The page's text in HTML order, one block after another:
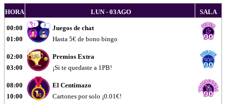
HORA LUN - 03AGO SALA
00:00
01:00
Juegos de chat
Hasta 5€ de bono bingo
02:00
03:00
Premios Extra
¡Si te quedaste a 1PB!
08:00
10:00
El Centimazo
Cartones por solo ¡0.01€!